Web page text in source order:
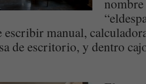
escribir manual,
de escritorio, y dentro